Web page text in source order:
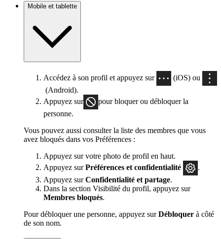
Mobile et tablette
Accédez à son profil et appuyez sur
(iOS) ou
(Android).
Appuyez sur
pour bloquer ou débloquer la
personne.
Vous pouvez aussi consulter la liste des membres que vous
avez bloqués dans vos Préférences :
Appuyez sur votre photo de profil en haut.
Appuyez surPréférences et confidentialité
.
Appuyez surConfidentialité et partage.
Dans la section Visibilité du profil, appuyez sur
Membres bloqués.
Pour débloquer une personne, appuyez surDébloquer à côté
de son nom.